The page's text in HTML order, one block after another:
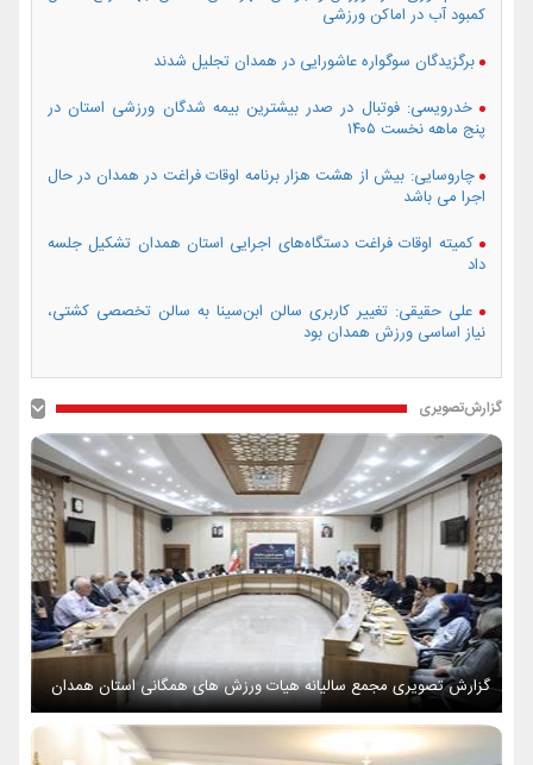
کمبود آب در اماکن ورزشی
برگزیدگان سوگواره عاشورایی در همدان تجلیل شدند
خدرویسی: فوتبال در صدر بیشترین بیمه شدگان ورزشی استان در
پنج ماهه نخست ۱۴۰۵
چاروسایی: بیش از هشت هزار برنامه اوقات فراغت در همدان در حال
اجرا می باشد
کمیته اوقات فراغت دستگاه‌های اجرایی استان همدان تشکیل جلسه
داد
علی حقیقی: تغییر کاربری سالن ابن‌سینا به سالن تخصصی کشتی،
نیاز اساسی ورزش همدان بود
گزارش‌تصویری
گزارش تصویری مجمع سالیانه هیات ورزش های همگانی استان همدان